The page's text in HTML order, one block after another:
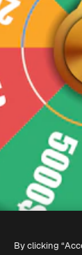
By clicking